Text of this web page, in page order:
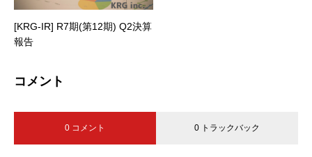
[KRG-IR] R7期(第12期) Q2決算
報告
コメント
0 コメント 0 トラックバック